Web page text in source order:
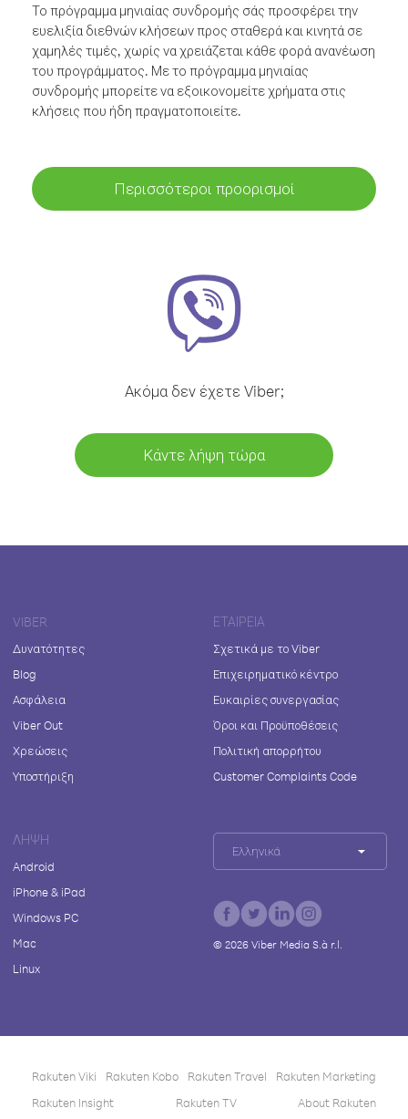
Το πρόγραμμα μηνιαίας συνδρομής σάς προσφέρει την
ευελιξία διεθνών κλήσεων προς σταθερά και κινητά σε
χαμηλές τιμές, χωρίς να χρειάζεται κάθε φορά ανανέωση
του προγράμματος. Με το πρόγραμμα μηνιαίας
συνδρομής μπορείτε να εξοικονομείτε χρήματα στις
κλήσεις που ήδη πραγματοποιείτε.
Περισσότεροι προορισμοί
Ακόμα δεν έχετε Viber;
Κάντε λήψη τώρα
VIBER
Δυνατότητες
Blog
Ασφάλεια
Viber Out
Χρεώσεις
Υποστήριξη
ΕΤΑΙΡΕΊΑ
Σχετικά με το Viber
Επιχειρηματικό κέντρο
Ευκαιρίες συνεργασίας
Όροι και Προϋποθέσεις
Πολιτική απορρήτου
Customer Complaints Code
ΛΉΨΗ
Android
iPhone & iPad
Windows PC
Mac
Linux
Ελληνικά
© 2026Viber Media S.à r.l.
Rakuten Viki Rakuten Kobo Rakuten Travel
Rakuten Marketing
Rakuten Insight
Rakuten TV About Rakuten